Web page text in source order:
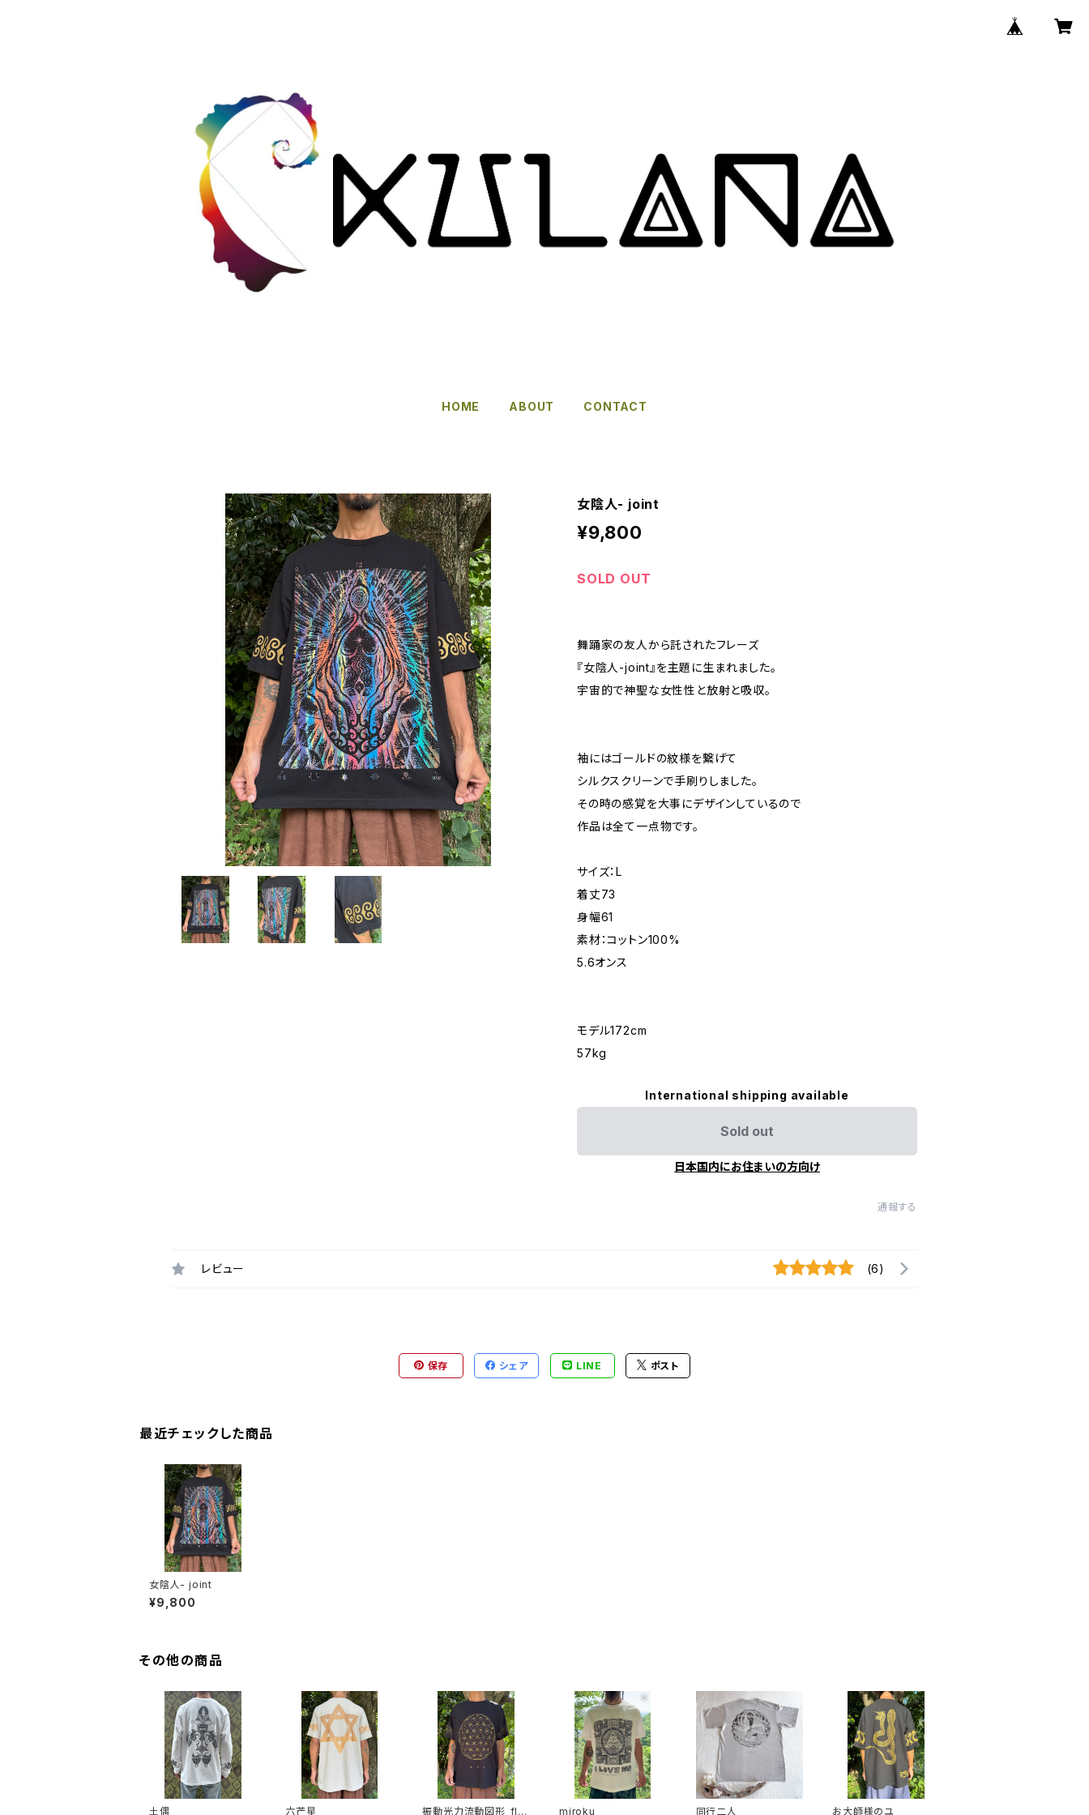
HOME ABOUT CONTACT
女陰人- joint
¥9,800
SOLD OUT
舞踊家の友人から託されたフレーズ
『女陰人-joint』を主題に生まれました。
宇宙的で神聖な女性性と放射と吸収。
袖にはゴールドの紋様を繋げて
シルクスクリーンで手刷りしました。
その時の感覚を大事にデザインしているので
作品は全て一点物です。
サイズ：L
着丈73
身幅61
素材：コットン100%
5.6オンス
モデル172cm
57kg
International shipping available
Sold out
日本国内にお住まいの方向け
通報する
レビュー (6)
保存 シェア LINE ポスト
最近チェックした商品
女陰人- joint
¥9,800
その他の商品
土偶 六芒星 振動光力流動図形_flo miroku 同行二人 お大師様のユ